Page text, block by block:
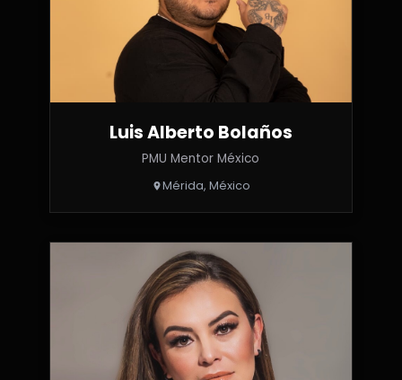
Luis Alberto Bolaños
PMU Mentor México
Mérida, México